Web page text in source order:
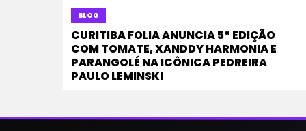
BLOG
CURITIBA FOLIA ANUNCIA 5ª EDIÇÃO
COM TOMATE, XANDDY HARMONIA E
PARANGOLÉ NA ICÔNICA PEDREIRA
PAULO LEMINSKI